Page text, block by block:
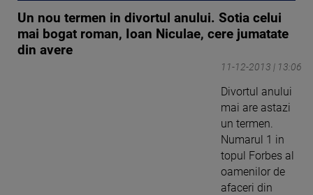
Un nou termen in divortul anului. Sotia celui
mai bogat roman, Ioan Niculae, cere jumatate
din avere
11-12-2013 | 13:06
Divortul anului
mai are astazi
un termen.
Numarul 1 in
topul Forbes al
oamenilor de
afaceri din